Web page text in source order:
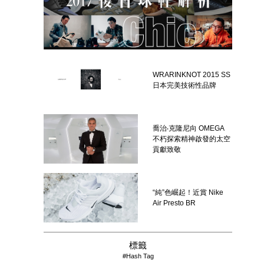
WRARINKNOT 2015 SS
日本完美技術性品牌
喬治‧克隆尼向 OMEGA
不朽探索精神啟發的太空
貢獻致敬
“純”色崛起！近賞 Nike
Air Presto BR
標籤
#Hash Tag